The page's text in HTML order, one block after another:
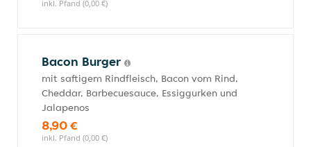
inkl. Pfand (0,00 €)
Bacon Burger
mit saftigem Rindfleisch, Bacon vom Rind,
Cheddar, Barbecuesauce, Essiggurken und
Jalapenos
8,90 €
inkl. Pfand (0,00 €)